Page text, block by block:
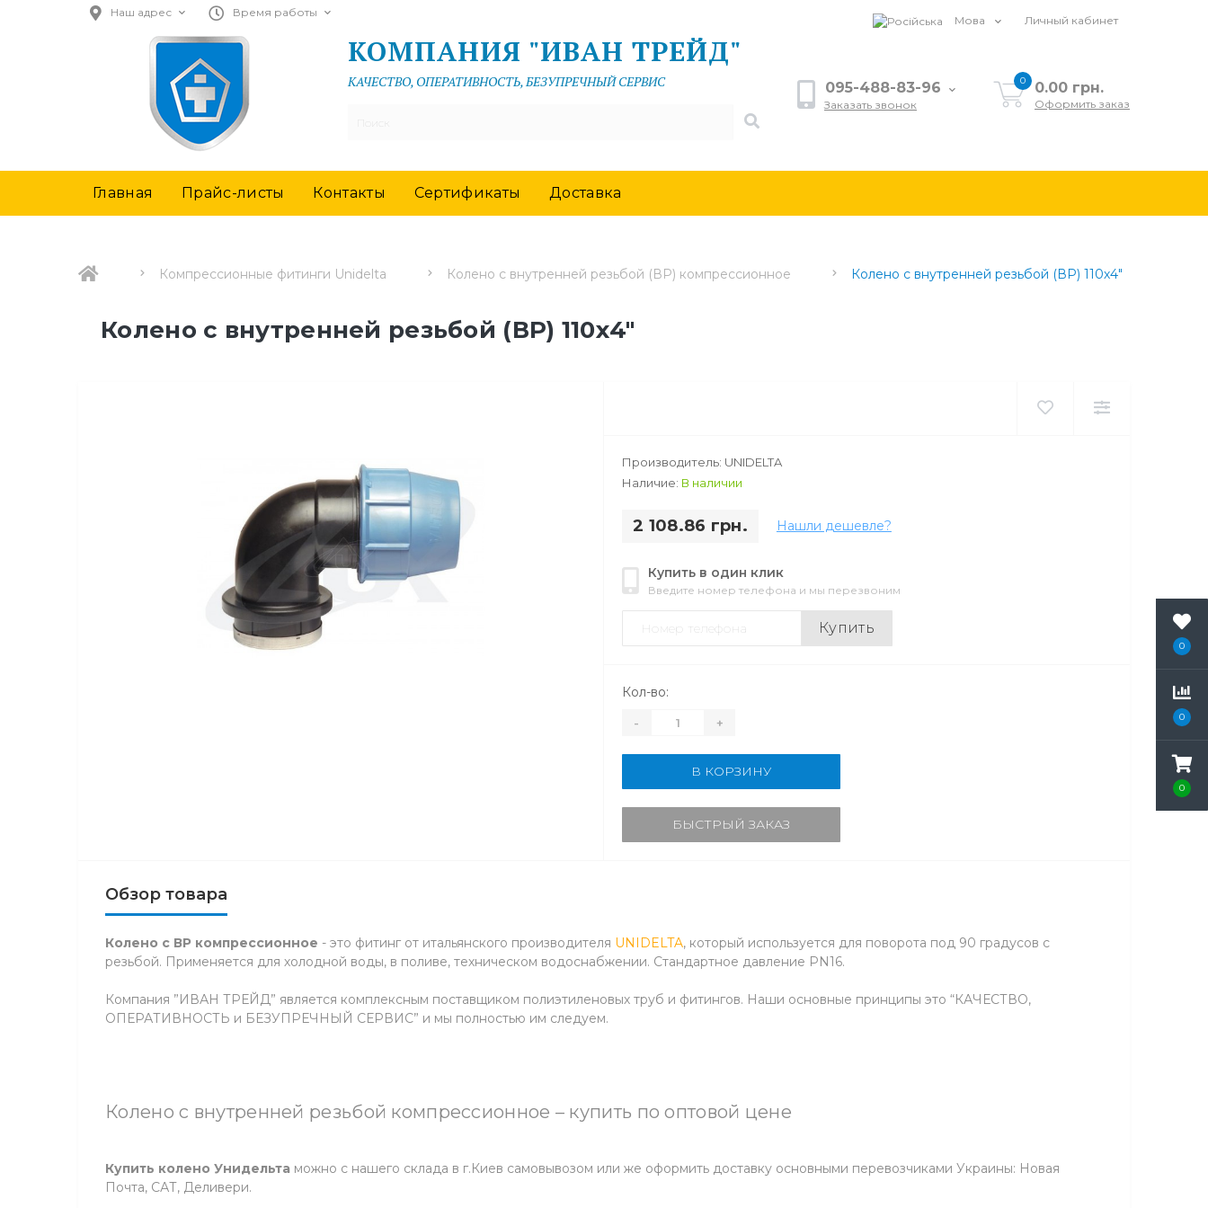
0
0
0
Наш адрес Время работы
Мова Личный кабинет
КОМПАНИЯ "ИВАН ТРЕЙД"
КАЧЕСТВО, ОПЕРАТИВНОСТЬ, БЕЗУПРЕЧНЫЙ СЕРВИС 095-488-83-96
Заказать звонок
0 0.00 грн.
Оформить заказ
Главная Прайс-листы Контакты Сертификаты Доставка
Компрессионные фитинги Unidelta Колено с внутренней резьбой (ВР) компрессионное Колено с внутренней резьбой (ВР) 110х4"
Колено с внутренней резьбой (ВР) 110х4"
Производитель: UNIDELTA
Наличие: В наличии
2 108.86 грн. Нашли дешевле?
Купить в один клик
Введите номер телефона и мы перезвоним
Купить
Кол-во:
- +
В КОРЗИНУ
БЫСТРЫЙ ЗАКАЗ
Обзор товара
Колено с ВР компрессионное - это фитинг от итальянского производителя UNIDELTA, который используется для поворота под 90 градусов с
резьбой. Применяется для холодной воды, в поливе, техническом водоснабжении. Стандартное давление PN16.
Компания ”ИВАН ТРЕЙД” является комплексным поставщиком полиэтиленовых труб и фитингов. Наши основные принципы это “КАЧЕСТВО,
ОПЕРАТИВНОСТЬ и БЕЗУПРЕЧНЫЙ СЕРВИС” и мы полностью им следуем.
Колено с внутренней резьбой компрессионное – купить по оптовой цене
Купить колено Унидельта можно с нашего склада в г.Киев самовывозом или же оформить доставку основными перевозчиками Украины: Новая
Почта, САТ, Деливери.